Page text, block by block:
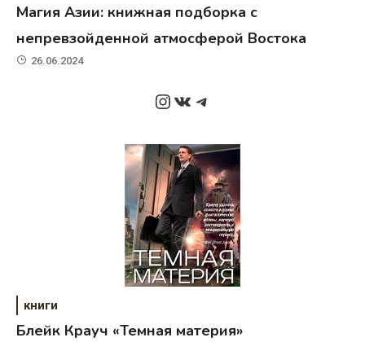
Магия Азии: книжная подборка с
непревзойденной атмосферой Востока
26.06.2024
Instagram
ВКонтакте
Telegram
книги
Блейк Крауч «Темная материя»